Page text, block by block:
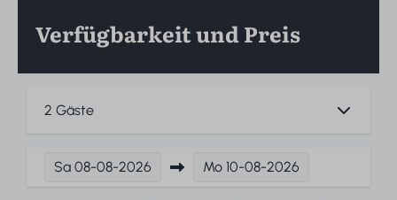
Verfügbarkeit und Preis
2 Gäste
Sa 08-08-2026 Mo 10-08-2026